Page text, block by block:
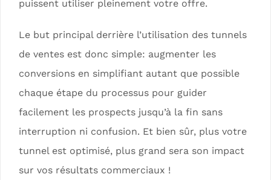
puissent utiliser pleinement votre offre.
Le but principal derrière l’utilisation des tunnels
de ventes est donc simple: augmenter les
conversions en simplifiant autant que possible
chaque étape du processus pour guider
facilement les prospects jusqu’à la fin sans
interruption ni confusion. Et bien sûr, plus votre
tunnel est optimisé, plus grand sera son impact
sur vos résultats commerciaux !